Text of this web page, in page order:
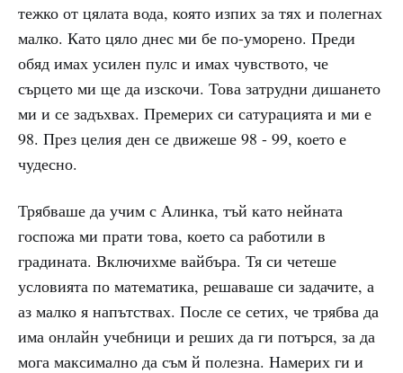
тежко от цялата вода, която изпих за тях и полегнах
малко. Като цяло днес ми бе по-уморено. Преди
обяд имах усилен пулс и имах чувството, че
сърцето ми ще да изскочи. Това затрудни дишането
ми и се задъхвах. Премерих си сатурацията и ми е
98. През целия ден се движеше 98 - 99, което е
чудесно.
Трябваше да учим с Алинка, тъй като нейната
госпожа ми прати това, което са работили в
градината. Включихме вайбъра. Тя си четеше
условията по математика, решаваше си задачите, а
аз малко я напътствах. После се сетих, че трябва да
има онлайн учебници и реших да ги потърся, за да
мога максимално да съм й полезна. Намерих ги и